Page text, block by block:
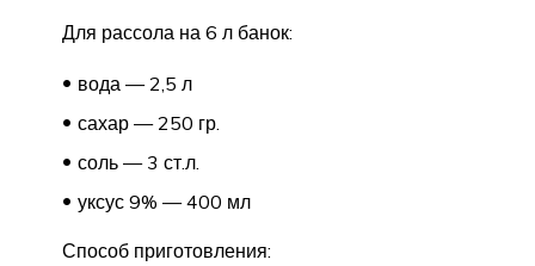
Для рассола на 6 л банок:
вода — 2,5 л
сахар — 250 гр.
соль — 3 ст.л.
уксус 9% — 400 мл
Способ приготовления: